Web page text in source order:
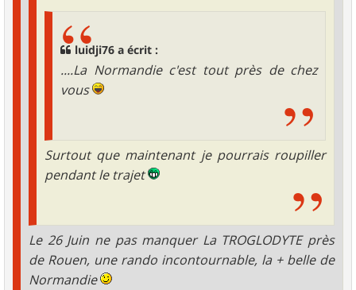
luidji76 a écrit :
....La Normandie c'est tout près de chez
vous
Surtout que maintenant je pourrais roupiller
pendant le trajet
Le 26 Juin ne pas manquer La TROGLODYTE près
de Rouen, une rando incontournable, la + belle de
Normandie